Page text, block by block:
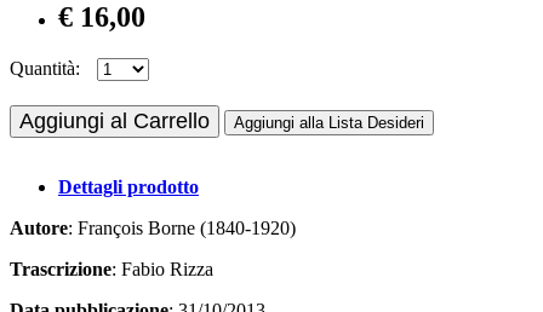
€ 16,00
Quantità:
Aggiungi al Carrello Aggiungi alla Lista Desideri
Dettagli prodotto
Autore: François Borne (1840-1920)
Trascrizione: Fabio Rizza